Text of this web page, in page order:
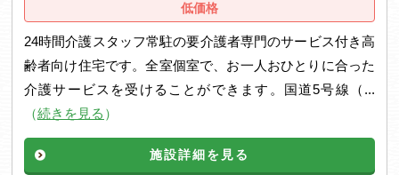
低価格
24時間介護スタッフ常駐の要介護者専門のサービス付き高
齢者向け住宅です。全室個室で、お一人おひとりに合った
介護サービスを受けることができます。国道5号線（...
（続きを見る ）
施設詳細を見る